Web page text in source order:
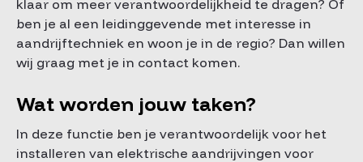
klaar om meer verantwoordelijkheid te dragen? Of
ben je al een leidinggevende met interesse in
aandrijftechniek en woon je in de regio? Dan willen
wij graag met je in contact komen.
Wat worden jouw taken?
In deze functie ben je verantwoordelijk voor het
installeren van elektrische aandrijvingen voor